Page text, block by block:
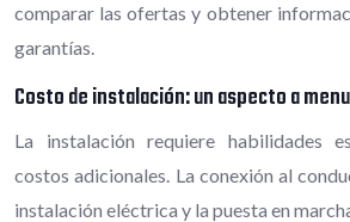
comparar las ofertas y obtener
garantías.
Costo de instalación: un aspecto a
La instalación requiere habilidades
costos adicionales. La conexión al
instalación eléctrica y la puesta en